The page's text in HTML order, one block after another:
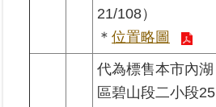
21/108）
＊ 位置略圖
代為標售本市內湖
區碧山段二小段25